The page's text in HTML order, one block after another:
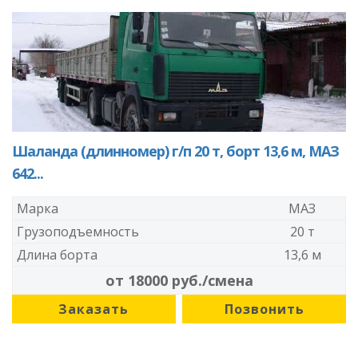
Шаланда (длинномер) г/п 20 т, борт 13,6 м, МАЗ
642...
Марка
МАЗ
Грузоподъемность
20 т
Длина борта
13,6 м
от 18000 руб./смена
Заказать Позвонить